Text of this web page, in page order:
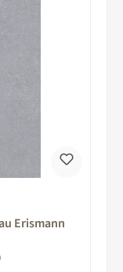
Erismann